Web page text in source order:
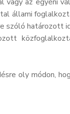
állami
szóló
oly módon,